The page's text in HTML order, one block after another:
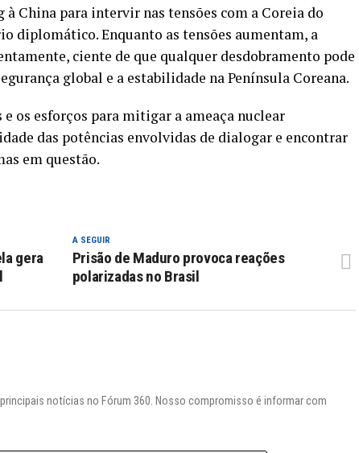
à China para intervir nas tensões com a Coreia do
diplomático. Enquanto as tensões aumentam, a
ciente de que qualquer desdobramento pode
global e a estabilidade na Península Coreana.
os esforços para mitigar a ameaça nuclear
das potências envolvidas de dialogar e encontrar
em questão.
A SEGUIR
Prisão de Maduro provoca reações
polarizadas no Brasil
gera
notícias no Fórum 360. Nosso compromisso é informar com